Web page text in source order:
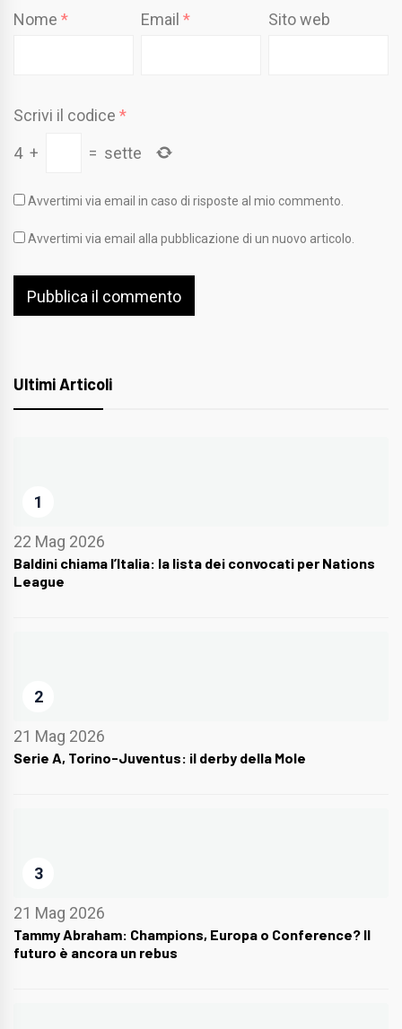
Nome * Email* Sito web
Scrivi il codice *
4 + = sette
Avvertimi via email in caso di risposte al mio commento.
Avvertimi via email alla pubblicazione di un nuovo articolo.
Ultimi Articoli
1
22 Mag 2026
Baldini chiama l’Italia: la lista dei convocati per Nations
League
2
21 Mag 2026
Serie A, Torino-Juventus: il derby della Mole
3
21 Mag 2026
Tammy Abraham: Champions, Europa o Conference? Il
futuro è ancora un rebus